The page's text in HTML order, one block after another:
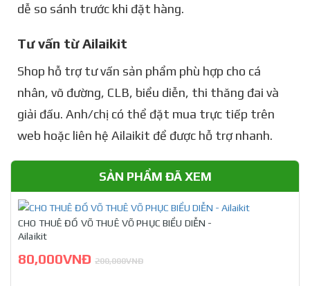
dễ so sánh trước khi đặt hàng.
Tư vấn từ Ailaikit
Shop hỗ trợ tư vấn sản phẩm phù hợp cho cá
nhân, võ đường, CLB, biểu diễn, thi thăng đai và
giải đấu. Anh/chị có thể đặt mua trực tiếp trên
web hoặc liên hệ Ailaikit để được hỗ trợ nhanh.
SẢN PHẨM ĐÃ XEM
CHO THUÊ ĐỒ VÕ THUÊ VÕ PHỤC BIỂU DIỄN -
Ailaikit
80,000VNĐ 200,000VNĐ